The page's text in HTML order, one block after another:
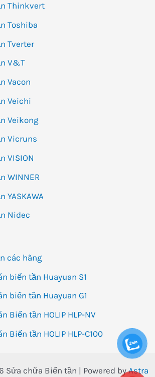
Thinkvert
Toshiba
Tverter
V&T
Vacon
Veichi
Veikong
Vicruns
VISION
WINNER
YASKAWA
Nidec
các hãng
biến tần Huayuan S1
biến tần Huayuan G1
Biến tần HOLIP HLP-NV
Biến tần HOLIP HLP-C100
Sửa chữa Biến tần | Powered byAstra